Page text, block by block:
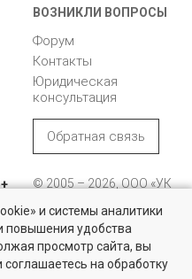
ВОЗНИКЛИ ВОПРОСЫ
Форум
Контакты
Юридическая
консультация
Обратная связь
© 2005 – 2026, ООО «УК
196105, Санкт-
Петербург, пр. Юрия
Гагарина, 1
и системы аналитики
повышения удобства
просмотр сайта, вы
на обработку